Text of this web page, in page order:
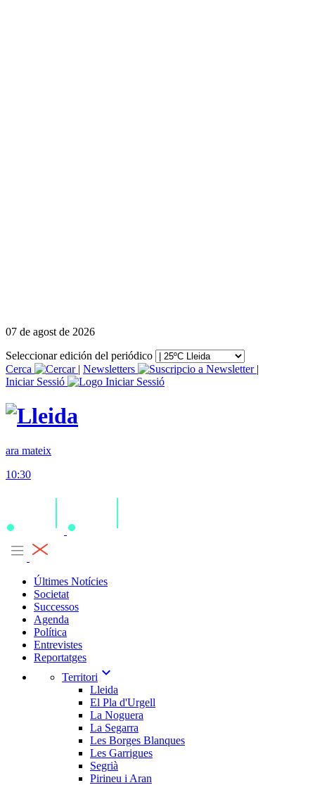
07 de agost de 2026
Seleccionar edición del periódico
Cerca
| Newsletters
|
Iniciar Sessió
ara mateix
10:30
Últimes Notícies
Societat
Successos
Agenda
Política
Entrevistes
Reportatges
Territori expand_more
Lleida
El Pla d'Urgell
La Noguera
La Segarra
Les Borges Blanques
Les Garrigues
Segrià
Pirineu i Aran